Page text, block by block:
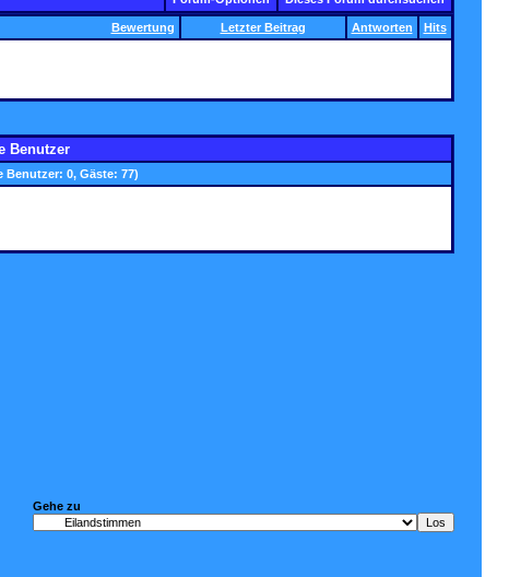
Bewertung Letzter Beitrag Antworten Hits
Benutzer
Benutzer: 0, Gäste: 77)
Gehe zu